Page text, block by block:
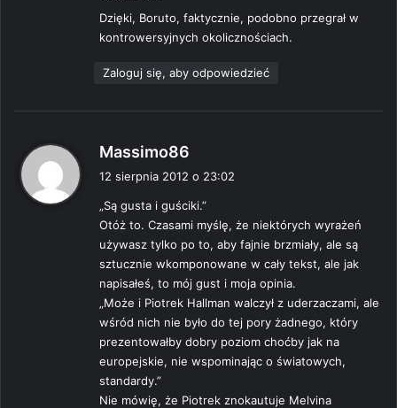
Dzięki, Boruto, faktycznie, podobno przegrał w
kontrowersyjnych okolicznościach.
Zaloguj się, aby odpowiedzieć
Massimo86
z
e
:
12 sierpnia 2012 o 23:02
„Są gusta i guściki.”
Otóż to. Czasami myślę, że niektórych wyrażeń
używasz tylko po to, aby fajnie brzmiały, ale są
sztucznie wkomponowane w cały tekst, ale jak
napisałeś, to mój gust i moja opinia.
„Może i Piotrek Hallman walczył z uderzaczami, ale
wśród nich nie było do tej pory żadnego, który
prezentowałby dobry poziom choćby jak na
europejskie, nie wspominając o światowych,
standardy.”
Nie mówię, że Piotrek znokautuje Melvina